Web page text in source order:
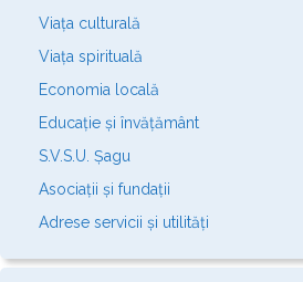
Viața culturală
Viața spirituală
Economia locală
Educație și învățământ
S.V.S.U. Șagu
Asociații și fundații
Adrese servicii și utilități